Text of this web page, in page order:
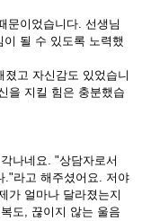
문이었습니다. 선생님
될 수 있도록 노력했
고 자신감도 있었습니
을 지킬 힘은 충분했습
나네요. "상담자로서
."라고 해주셨어요. 저야
가 얼마나 달라졌는지
도, 끊이지 않는 울음